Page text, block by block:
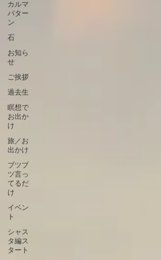
カルマ
パター
ン
石
お知ら
せ
ご挨拶
過去生
瞑想で
お出か
け
旅／お
出かけ
ブツブ
ツ言っ
てるだ
け
イベン
ト
シャス
タ編ス
タート